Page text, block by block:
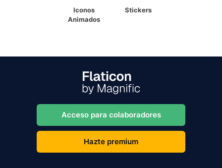
Iconos
Animados
Stickers
Acceso para colaboradores
Hazte premium